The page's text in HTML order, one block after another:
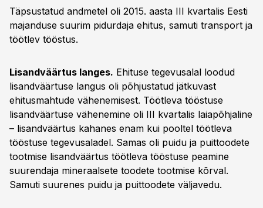
Täpsustatud andmetel oli 2015. aasta III kvartalis Eesti
majanduse suurim pidurdaja ehitus, samuti transport ja
töötlev tööstus.
Lisandväärtus langes. Ehituse tegevusalal loodud
lisandväärtuse langus oli põhjustatud jätkuvast
ehitusmahtude vähenemisest. Töötleva tööstuse
lisandväärtuse vähenemine oli III kvartalis laiapõhjaline
– lisandväärtus kahanes enam kui pooltel töötleva
tööstuse tegevusaladel. Samas oli puidu ja puittoodete
tootmise lisandväärtus töötleva tööstuse peamine
suurendaja mineraalsete toodete tootmise kõrval.
Samuti suurenes puidu ja puittoodete väljavedu.